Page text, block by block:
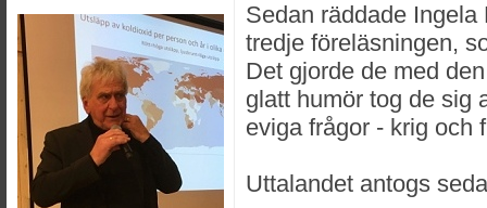
Sedan räddade
tredje föreläsningen,
Det gjorde de med
glatt humör tog de sig
eviga frågor - krig och
Uttalandet antogs